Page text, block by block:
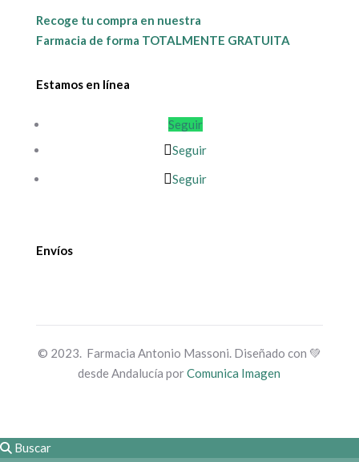
Recoge tu compra en nuestra
Farmacia de forma TOTALMENTE GRATUITA
Estamos en línea
Seguir
Seguir
Seguir
Envíos
© 2023. Farmacia Antonio Massoni. Diseñado con 💚
desde Andalucía porComunica Imagen
Buscar